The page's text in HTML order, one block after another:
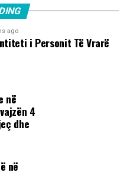
ago
i Personit Të Vrarë
në
4
dhe
në